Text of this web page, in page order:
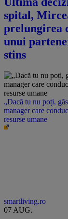
spital,
prelungirea
unui
stins
„Dacă tu nu poți,
manager care
resurse umane
smartliving.ro
07 AUG.